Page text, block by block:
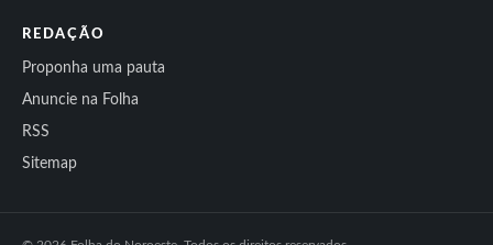
REDAÇÃO
Proponha uma pauta
Anuncie na Folha
RSS
Sitemap